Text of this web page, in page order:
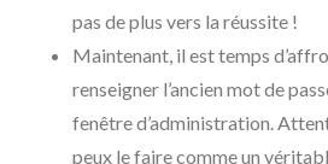
pas de plus vers la réussite !
Maintenant, il est temps
renseigner l’ancien mot de
fenêtre d’administration.
peux le faire comme un